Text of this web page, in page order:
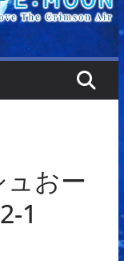
ュおー
1